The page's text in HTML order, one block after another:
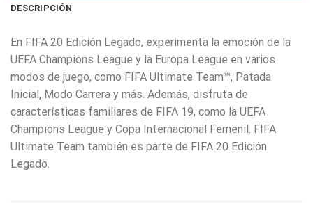
DESCRIPCIÓN
En FIFA 20 Edición Legado, experimenta la emoción de la
UEFA Champions League y la Europa League en varios
modos de juego, como FIFA Ultimate Team™, Patada
Inicial, Modo Carrera y más. Además, disfruta de
características familiares de FIFA 19, como la UEFA
Champions League y Copa Internacional Femenil. FIFA
Ultimate Team también es parte de FIFA 20 Edición
Legado.